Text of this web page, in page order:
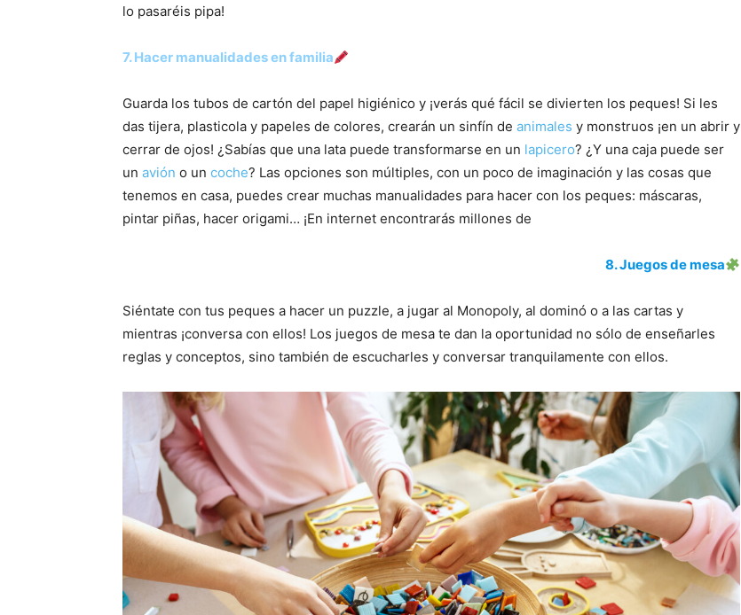
lo pasaréis pipa!
7. Hacer manualidades en familia
Guarda los tubos de cartón del papel higiénico y ¡verás qué fácil se divierten los peques! Si les
das tijera, plasticola y papeles de colores, crearán un sinfín de animales y monstruos ¡en un abrir y
cerrar de ojos! ¿Sabías que una lata puede transformarse en un lapicero? ¿Y una caja puede ser
un avión o un coche? Las opciones son múltiples, con un poco de imaginación y las cosas que
tenemos en casa, puedes crear muchas manualidades para hacer con los peques: máscaras,
pintar piñas, hacer origami… ¡En internet encontrarás millones de
8. Juegos de mesa
Siéntate con tus peques a hacer un puzzle, a jugar al Monopoly, al dominó o a las cartas y
mientras ¡conversa con ellos! Los juegos de mesa te dan la oportunidad no sólo de enseñarles
reglas y conceptos, sino también de escucharles y conversar tranquilamente con ellos.